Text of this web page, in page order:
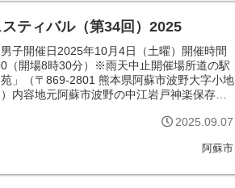
ティバル（第34回）2025
子開催日2025年10月4日（土曜）開催時間
（開場8時30分）※雨天中止開催場所道の駅
」（〒869-2801 熊本県阿蘇市波野大字小地
内容地元阿蘇市波野の中江岩戸神楽保存会
2025.09.07
阿蘇市